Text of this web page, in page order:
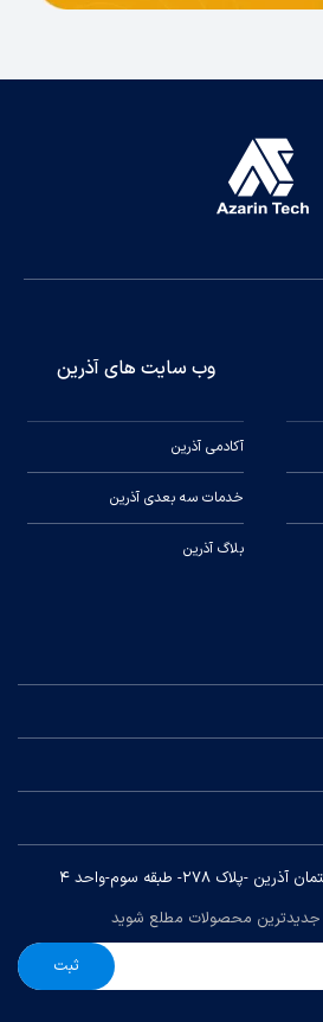
وب سایت های آذرین
آکادمی آذرین
خدمات سه بعدی آذرین
بلاگ آذرین
جدیدترین محصولات مطلع شوید
ثبت